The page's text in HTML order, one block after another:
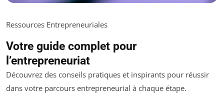
Ressources Entrepreneuriales
Votre guide complet pour
l’entrepreneuriat
Découvrez des conseils pratiques et inspirants pour réussir
dans votre parcours entrepreneurial à chaque étape.